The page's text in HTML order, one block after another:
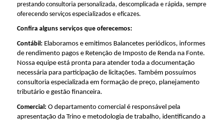
prestando consultoria personalizada, descomplicada e rápida, sempre
oferecendo serviços especializados e eficazes.
Confira alguns serviços que oferecemos:
Contábil: Elaboramos e emitimos Balancetes periódicos, informes
de rendimento pagos e Retenção de Imposto de Renda na Fonte.
Nossa equipe está pronta para atender toda a documentação
necessária para participação de licitações. Também possuímos
consultoria especializada em formação de preço, planejamento
tributário e gestão financeira.
Comercial: O departamento comercial é responsável pela
apresentação da Trino e metodologia de trabalho, identificando a